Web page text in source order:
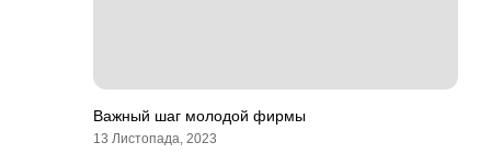
Важный шаг молодой фирмы
13 Листопада, 2023